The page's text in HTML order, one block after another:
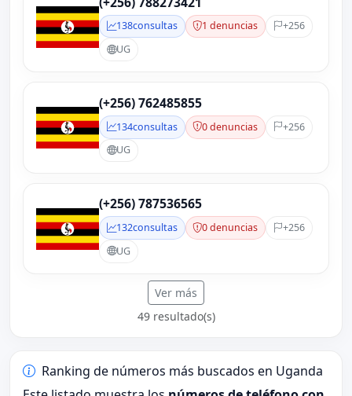
138consultas 1 denuncias
+256
UG
(+256) 762485855
134consultas 0 denuncias
+256
UG
(+256) 787536565
132consultas 0 denuncias
+256
UG
Ver más
49 resultado(s)
Ranking de números más buscados en Uganda